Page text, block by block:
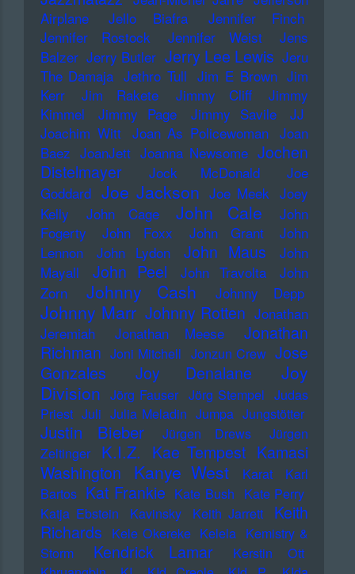
Airplane
Jello Biafra
Jennifer Finch
Jennifer Rostock
Jennifer Weist
Jens
Balzer Jerry Butler Jerry Lee Lewis Jeru
The Damaja Jethro Tull Jim E Brown Jim
Kerr
Jim Rakete Jimmy Cliff
Jimmy
Kimmel
Jimmy Page Jimmy Savile
JJ
Joachim Witt Joan As Policewoman Joan
Baez JoanJett Joanna Newsome Jochen
Distelmayer
Jock McDonald
Joe
Goddard Joe Jackson Joe Meek Joey
Kelly
John Cage John Cale
John
Fogerty
John Foxx John Grant
John
Lennon
John Lydon John Maus
John
Mayall
John Peel John Travolta
John
Zorn
Johnny Cash Johnny Depp
Johnny Marr Johnny Rotten Jonathan
Jeremiah
Jonathan Meese
Jonathan
Richman Joni Mitchell Jonzun Crew Jose
Gonzales
Joy Denalane
Joy
Division Jörg Fauser Jörg Stempel Judas
Priest Juli Julia Meladin Jumpa Jungstötter
Justin Bieber Jürgen Drews
Jürgen
Zeltinger
K.I.Z. Kae Tempest Kamasi
Washington
Kanye West Karat
Karl
Bartos Kat Frankie Kate Bush Kate Perry
Katja Ebstein
Kavinsky Keith Jarrett
Keith
Richards Kele Okereke Kelela Kemistry &
Storm
Kendrick Lamar
Kerstin Ott